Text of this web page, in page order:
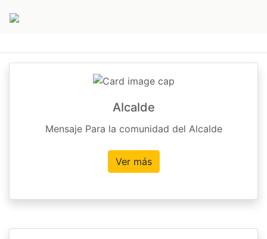
Alcalde
Mensaje Para la comunidad del Alcalde
Ver más